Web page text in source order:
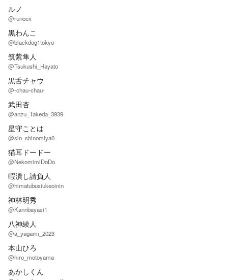
ルノ
@runoex
黒わんこ
@blackdog1tokyo
筑紫隼人
@Tsukushi_Hayato
黒舌チャウ
@-chau-chau-
武田杏
@anzu_Takeda_3939
星守ことは
@sin_shinomiya0
猫耳ドードー
@NekomimiDoDo
暇潰し請負人
@himatubusiukeoinin
神林明秀
@Kannbayasi1
八神綾人
@a_yagami_2023
本山ひろ
@hiro_motoyama
あかしくん